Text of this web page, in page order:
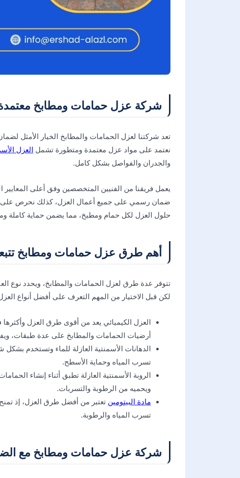
شركة عزل حمامات ومطابخ
تعد شركتنا لعزل الحمامات والمطابخ الخيار الأمثل
نعتمد على مواد عزل معتمدة ومتطورة تشمل العزل
والجدران والفواصل بشكل كامل.
يعمل فريقنا من الفنيين المتخصصين وفق أعلى
ضمان رسمي على جميع أعمال العزل، كذلك نحرص على
حلول العزل لكل حمام ومطبخ، مما يضمن حماية كاملة
أهم طرق عزل حمامات ومطابخ
تتوفر عدة طرق لعزل الحمامات والمطابخ، ويحدد نوع
لكن قبل الاختيار من المهم التعرف على أفضل أنواع
العزل الكيميائي يعد من أقوى طرق العزل وأكثرها
أرضيات الحمامات والمطابخ على عدة طبقات،
الدهانات الأسمنتية العازلة للماء وتستخدم
تسرب المياه وحماية الأسطح.
الروبة الأسمنتية العازلة تطبق أثناء إنشاء
ويحميه من الرطوبة والتسربات.
مادة البيتومين تعتبر من أفضل طرق العزل، إذ
تسرب المياه والرطوبة.
شركة عزل حمامات ومطابخ مع